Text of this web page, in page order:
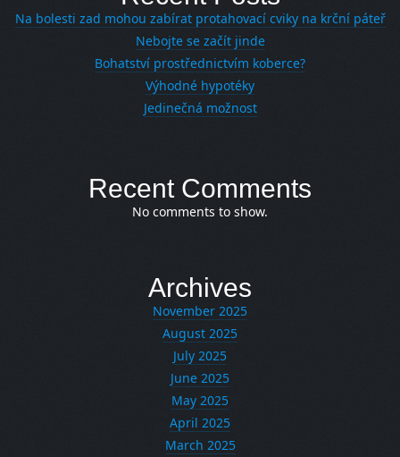
Na bolesti zad mohou zabírat protahovací cviky na krční páteř
Nebojte se začít jinde
Bohatství prostřednictvím koberce?
Výhodné hypotéky
Jedinečná možnost
Recent Comments
No comments to show.
Archives
November 2025
August 2025
July 2025
June 2025
May 2025
April 2025
March 2025